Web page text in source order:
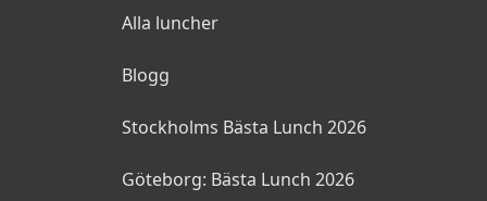
Alla luncher
Blogg
Stockholms Bästa Lunch 2026
Göteborg: Bästa Lunch 2026